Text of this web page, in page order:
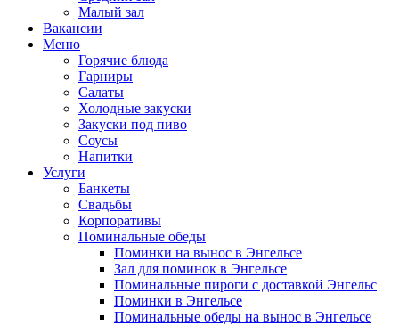
Малый зал
Вакансии
Меню
Горячие блюда
Гарниры
Салаты
Холодные закуски
Закуски под пиво
Соусы
Напитки
Услуги
Банкеты
Свадьбы
Корпоративы
Поминальные обеды
Поминки на вынос в Энгельсе
Зал для поминок в Энгельсе
Поминальные пироги с доставкой Энгельс
Поминки в Энгельсе
Поминальные обеды на вынос в Энгельсе